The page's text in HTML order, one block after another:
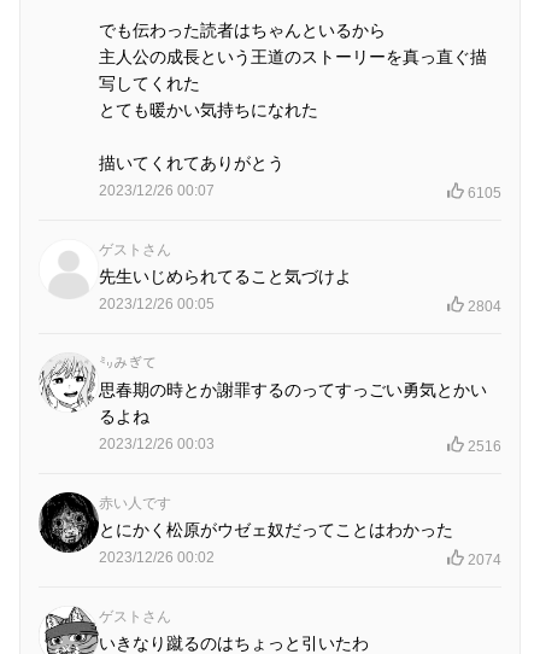
でも伝わった読者はちゃんといるから
主人公の成長という王道のストーリーを真っ直ぐ描
写してくれた
とても暖かい気持ちになれた
描いてくれてありがとう
2023/12/26 00:07 6105
ゲストさん
先生いじめられてること気づけよ
2023/12/26 00:05 2804
㍉みぎて
思春期の時とか謝罪するのってすっごい勇気とかい
るよね
2023/12/26 00:03 2516
赤い人です
とにかく松原がウゼェ奴だってことはわかった
2023/12/26 00:02 2074
ゲストさん
いきなり蹴るのはちょっと引いたわ